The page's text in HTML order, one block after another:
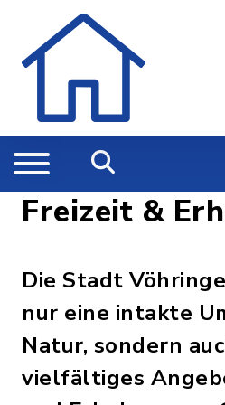
Freizeit &
Die Stadt
nur eine intakte
Natur, sondern
vielfältiges